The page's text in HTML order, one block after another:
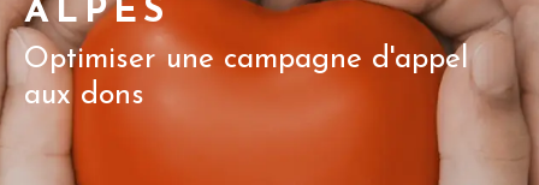
ALPES
Optimiser une campagne d'appel
aux dons